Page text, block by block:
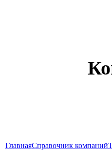
ГлавнаяСправочник компаний